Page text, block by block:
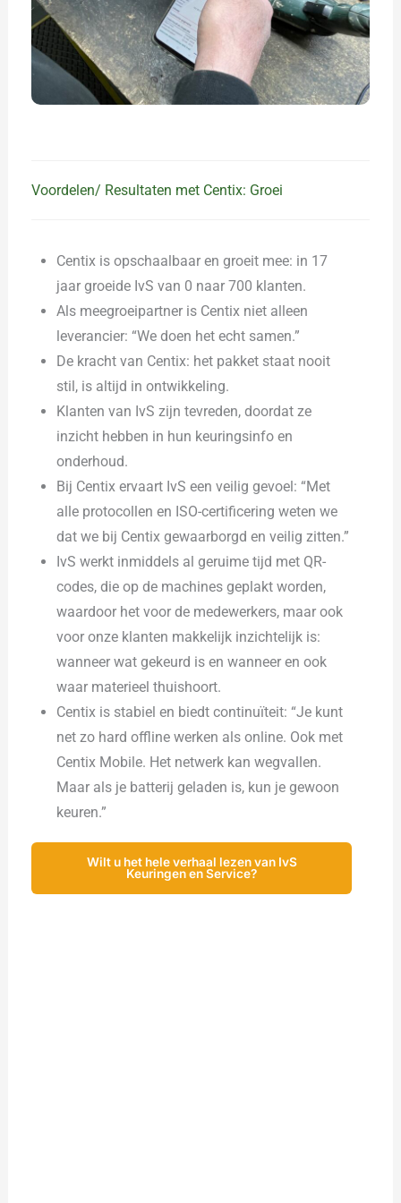
Voordelen/ Resultaten met Centix: Groei
Centix is opschaalbaar en groeit mee: in 17
jaar groeide IvS van 0 naar 700 klanten.
Als meegroeipartner is Centix niet alleen
leverancier: “We doen het echt samen.”
De kracht van Centix: het pakket staat nooit
stil, is altijd in ontwikkeling.
Klanten van IvS zijn tevreden, doordat ze
inzicht hebben in hun keuringsinfo en
onderhoud.
Bij Centix ervaart IvS een veilig gevoel: “Met
alle protocollen en ISO-certificering weten we
dat we bij Centix gewaarborgd en veilig zitten.”
IvS werkt inmiddels al geruime tijd met QR-
codes, die op de machines geplakt worden,
waardoor het voor de medewerkers, maar ook
voor onze klanten makkelijk inzichtelijk is:
wanneer wat gekeurd is en wanneer en ook
waar materieel thuishoort.
Centix is stabiel en biedt continuïteit: “Je kunt
net zo hard offline werken als online. Ook met
Centix Mobile. Het netwerk kan wegvallen.
Maar als je batterij geladen is, kun je gewoon
keuren.”
Wilt u het hele verhaal lezen van IvS
Keuringen en Service?